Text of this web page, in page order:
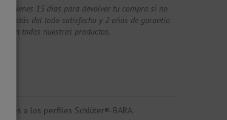
Tienes 15 días para devolver tu compra si no
estás del todo satisfecho y 2 años de garantía
en todos nuestros productos.
a los perfiles Schlüter®-BARA.